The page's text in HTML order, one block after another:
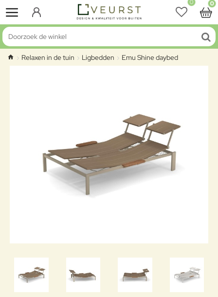
0 0
Doorzoek de winkel
home
Relaxen in de tuin Ligbedden Emu Shine daybed